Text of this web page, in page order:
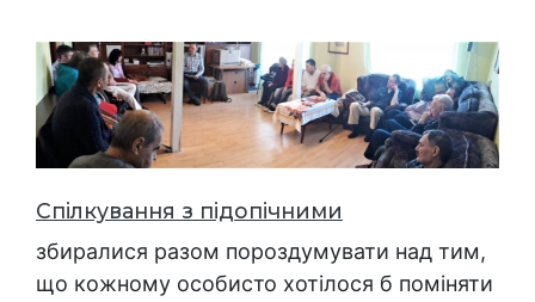
Спілкування з підопічними
збиралися разом пороздумувати над тим,
що кожному особисто хотілося б поміняти